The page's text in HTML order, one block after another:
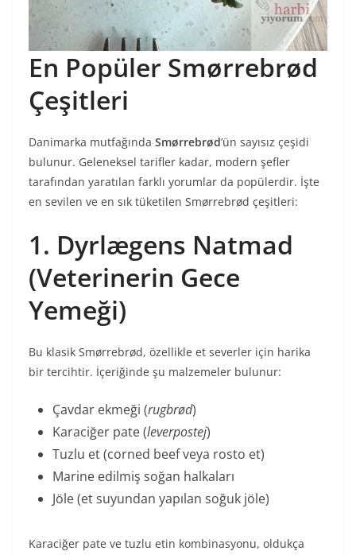
En Popüler Smørrebrød
Çeşitleri
Danimarka mutfağında Smørrebrød’ün sayısız çeşidi
bulunur. Geleneksel tarifler kadar, modern şefler
tarafından yaratılan farklı yorumlar da popülerdir. İşte
en sevilen ve en sık tüketilen Smørrebrød çeşitleri:
1. Dyrlægens Natmad
(Veterinerin Gece
Yemeği)
Bu klasik Smørrebrød, özellikle et severler için harika
bir tercihtir. İçeriğinde şu malzemeler bulunur:
Çavdar ekmeği (rugbrød)
Karaciğer pate (leverpostej)
Tuzlu et (corned beef veya rosto et)
Marine edilmiş soğan halkaları
Jöle (et suyundan yapılan soğuk jöle)
Karaciğer pate ve tuzlu etin kombinasyonu, oldukça